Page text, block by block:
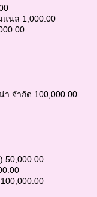
แนล 1,000.00
จำกัด 100,000.00
50,000.00